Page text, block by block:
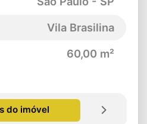
Vila Brasilina
60,00 m²
do imóvel